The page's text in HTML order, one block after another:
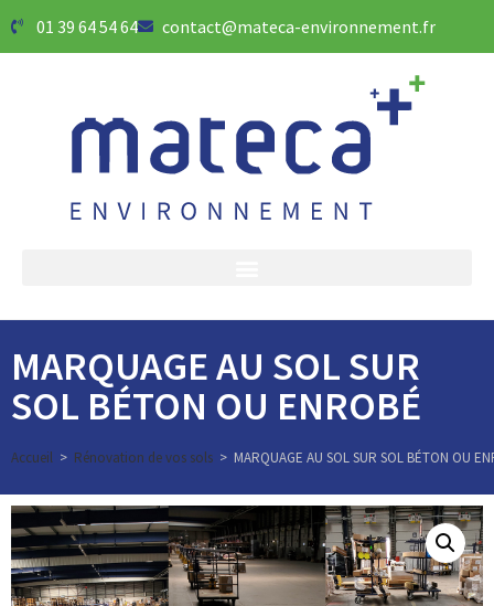
01 39 64 54 64 contact@mateca-environnement.fr
MARQUAGE AU SOL SUR
SOL BÉTON OU ENROBÉ
Accueil > Rénovation de vos sols > MARQUAGE AU SOL SUR SOL BÉTON OU